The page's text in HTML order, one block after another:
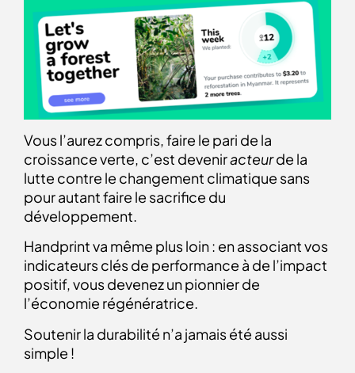
Vous l’aurez compris, faire le pari de la
croissance verte, c’est deveniracteurde la
lutte contre le changement climatique sans
pour autant faire le sacrifice du
développement.
Handprint va même plus loin : en associant vos
indicateurs clés de performance à de l’impact
positif, vous devenez un pionnier de
l’économie régénératrice.
Soutenir la durabilité n’a jamais été aussi
simple !